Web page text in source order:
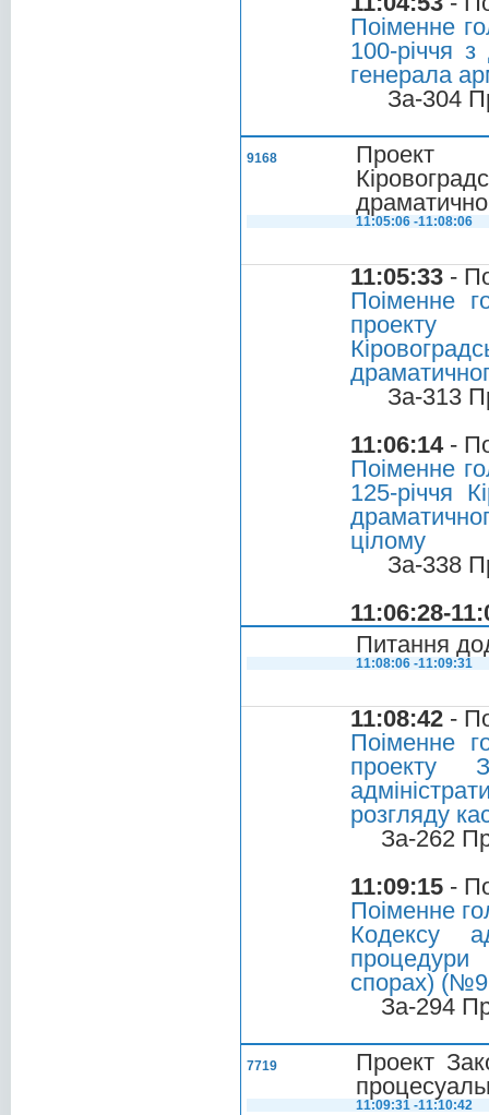
Поіменне
100-річчя
генерала
За-304
9168
Проект
11:05:06 -11:08:06
11:05:33 -
Поіменне
проекту
За-313
11:06:14-
Поіменне
125-річчя
цілому
За-338
11:06:28-
Питання
11:08:06 -11:09:31
11:08:42 -
Поіменне
проекту
розгляду
За-262
11:09:15 -
Поіменне
Кодексу
процедури
спорах)
За-294
7719
Проект
11:09:31 -11:10:42